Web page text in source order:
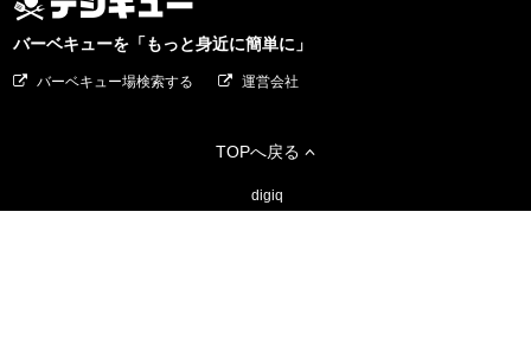
バーベキューを「もっと身近に簡単に」
バーベキュー場検索する 運営会社
TOPへ戻る
digiq